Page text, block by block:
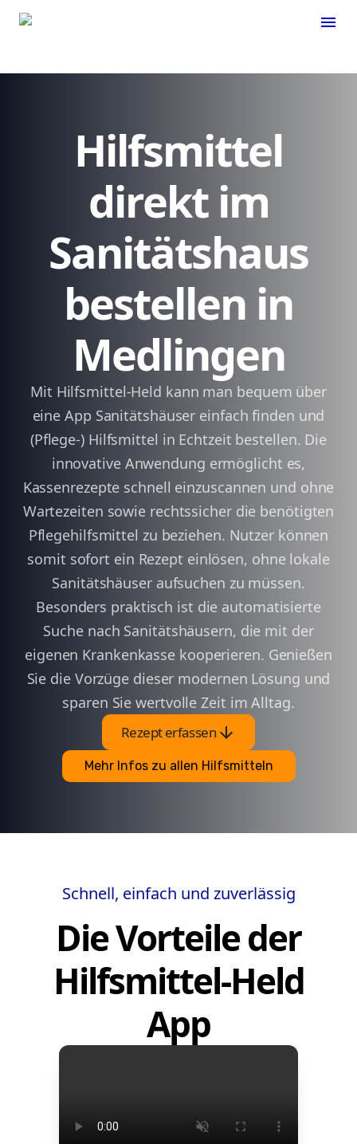
menu
Hilfsmittel
direkt im
Sanitätshaus
bestellen in
Medlingen
Mit Hilfsmittel-Held kann man bequem über
eine App Sanitätshäuser einfach finden und
(Pflege-) Hilfsmittel in Echtzeit bestellen. Die
innovative Anwendung ermöglicht es,
Kassenrezepte schnell einzuscannen und ohne
Wartezeiten sowie rechtssicher die benötigten
Pflegehilfsmittel zu beziehen. Nutzer können
somit sofort ein Rezept einlösen, ohne lokale
Sanitätshäuser aufsuchen zu müssen.
Besonders praktisch ist die automatisierte
Suche nach Sanitätshäusern, die mit der
eigenen Krankenkasse kooperieren. Genießen
Sie die Vorzüge dieser modernen Lösung und
sparen Sie wertvolle Zeit im Alltag.
Rezept erfassenarrow_downward
Mehr Infos zu allen Hilfsmitteln
Schnell, einfach und zuverlässig
Die Vorteile der
Hilfsmittel-Held
App